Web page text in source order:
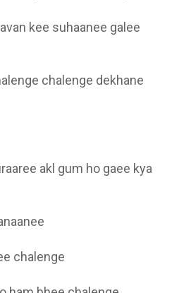
kee suhaanee galee
chalenge dekhane
akl gum ho gaee kya
chalenge